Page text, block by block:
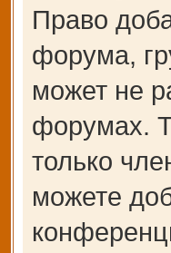
Право
форума,
может не
форумах.
только
можете